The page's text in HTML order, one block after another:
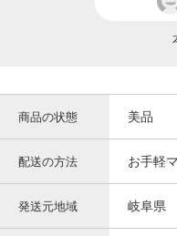
商品の状態 美品
配送の方法 お手軽
発送元地域 岐阜県